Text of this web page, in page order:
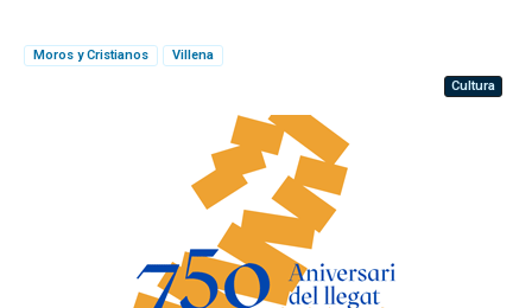
Moros y Cristianos
Villena
Cultura